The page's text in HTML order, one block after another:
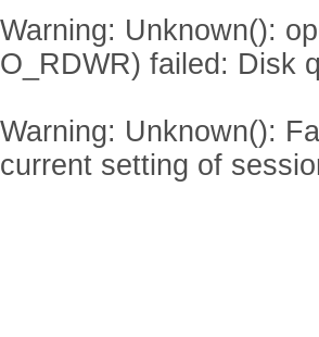
Warning: Unknown():
O_RDWR) failed: Disk
Warning: Unknown():
current setting of